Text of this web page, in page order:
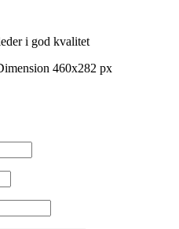
i god kvalitet
460x282 px